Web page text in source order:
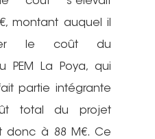
montant auquel il
le coût du
PEM La Poya, qui
partie intégrante
total du projet
donc à 88 M€. Ce